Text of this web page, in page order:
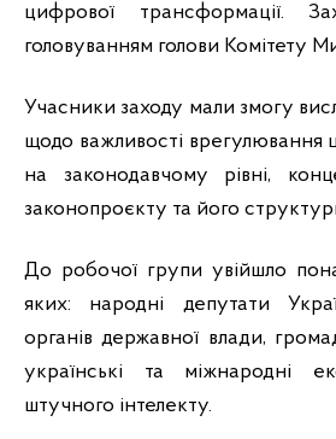
цифрової трансформації.
головуванням голови Комітету
Учасники заходу мали змогу
щодо важливості врегулювання
на законодавчому рівні,
законопроєкту та його
До робочої групи увійшло
яких: народні депутати
органів державної влади,
українські та міжнародні
штучного інтелекту.